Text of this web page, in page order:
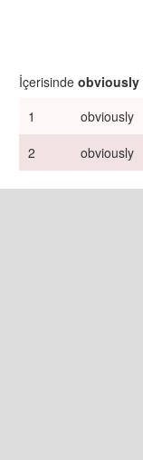
İçerisinde obviously
1
obviously
2
obviously